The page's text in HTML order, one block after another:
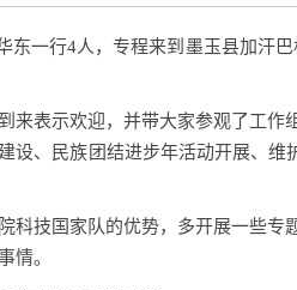
东一行4人，专程来到墨玉县加汗
来表示欢迎，并带大家参观了工作
设、民族团结进步年活动开展、维
科技国家队的优势，多开展一些专
情。